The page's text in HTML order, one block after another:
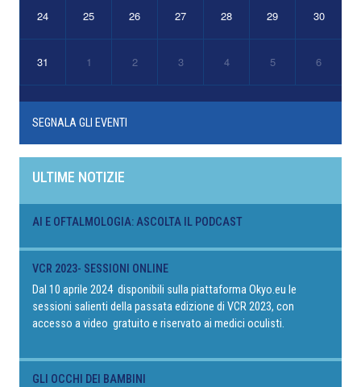
24 25 26 27 28 29 30
31 1 2 3 4 5 6
SEGNALA GLI EVENTI
ULTIME NOTIZIE
AI E OFTALMOLOGIA: ASCOLTA IL PODCAST
VCR 2023- SESSIONI ONLINE
Dal 10 aprile 2024 disponibili sulla piattaforma Okyo.eu le
sessioni salienti della passata edizione di VCR 2023, con
accesso a video gratuito e riservato ai medici oculisti.
GLI OCCHI DEI BAMBINI